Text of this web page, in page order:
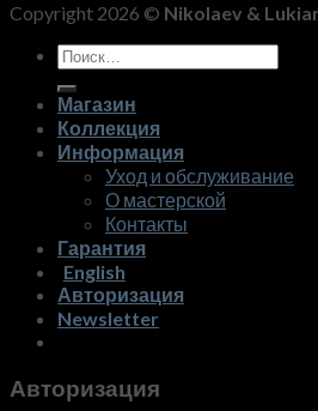
Copyright 2026 © Nikolaev &
Искать:
Магазин
Коллекция
Информация
Уход и обслуживание
О мастерской
Контакты
Гарантия
English
Авторизация
Newsletter
Авторизация